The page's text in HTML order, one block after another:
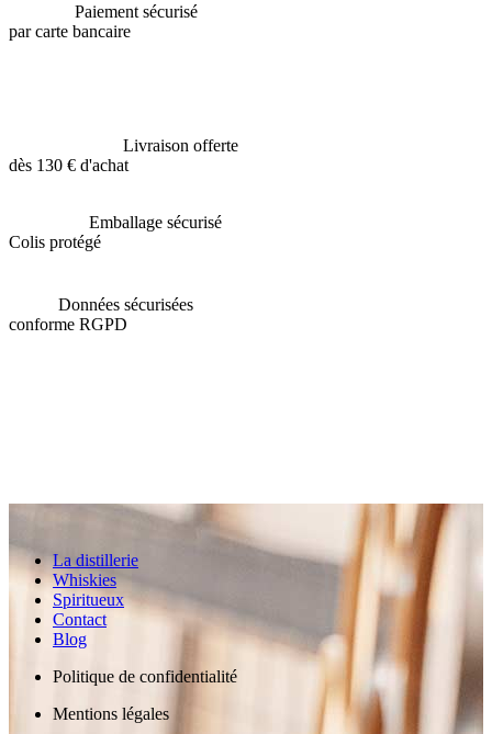
Paiement sécurisé
par carte bancaire
Livraison offerte
dès 130 € d'achat
Emballage sécurisé
Colis protégé
Données sécurisées
conforme RGPD
La distillerie
Whiskies
Spiritueux
Contact
Blog
Politique de confidentialité
Mentions légales